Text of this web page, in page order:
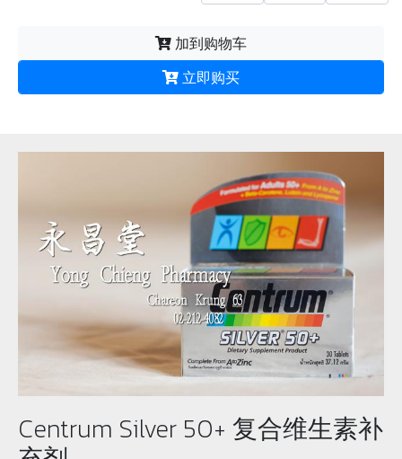
加到购物车
立即购买
Centrum Silver 50+ 复合维生素补